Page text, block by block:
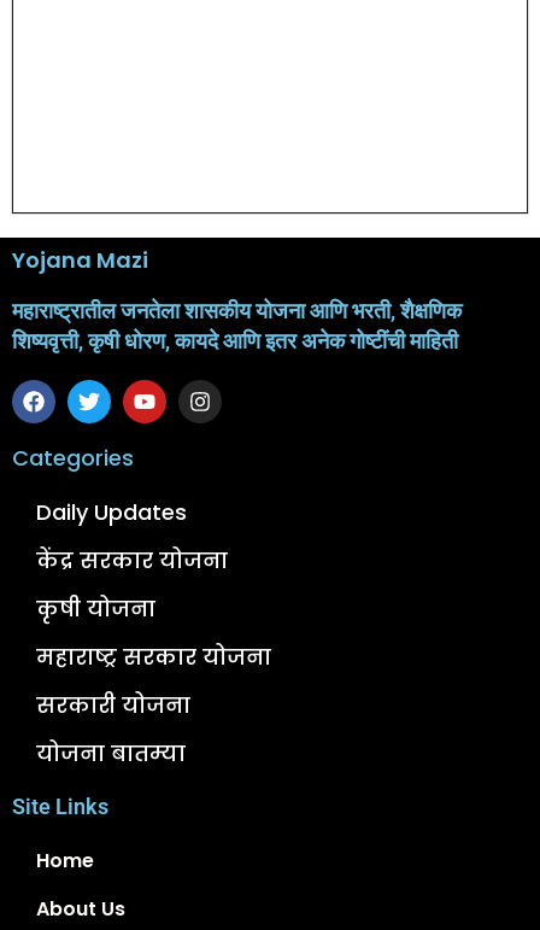
Yojana Mazi
महाराष्ट्रातील जनतेला शासकीय योजना आणि भरती, शैक्षणिक
शिष्यवृत्ती, कृषी धोरण, कायदे आणि इतर अनेक गोष्टींची माहिती
Categories
Daily Updates
केंद्र सरकार योजना
कृषी योजना
महाराष्ट्र सरकार योजना
सरकारी योजना
योजना बातम्या
Site Links
Home
About Us